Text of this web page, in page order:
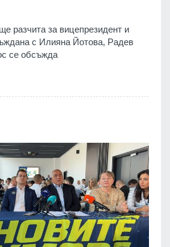
разчита за вицепрезидент и
с Илияна Йотова, Радев
се обсъжда